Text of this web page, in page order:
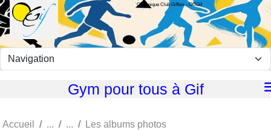
Olympique Club Giffois - OCGif
Gym pour tous à Gif
Accueil Les albums photos
Panneau de gestion des cookies